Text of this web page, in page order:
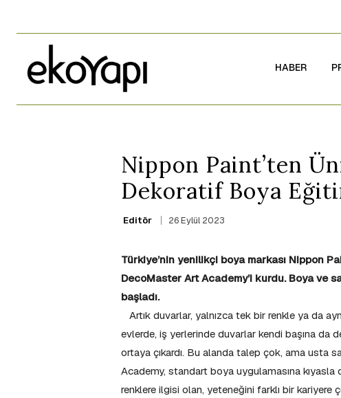
HABER
Nippon Paint’ten
Dekoratif Boya
Editör 26 Eylül 2023
Türkiye’nin yenilikçi boya markası Nippon
DecoMaster Art Academy’i kurdu. Boya ve
başladı.
Artık duvarlar, yalnızca tek bir renkle ya da
evlerde, iş yerlerinde duvarlar kendi başına da
ortaya çıkardı. Bu alanda talep çok, ama usta
Academy, standart boya uygulamasına
renklere ilgisi olan, yeteneğini farklı bir kariyere